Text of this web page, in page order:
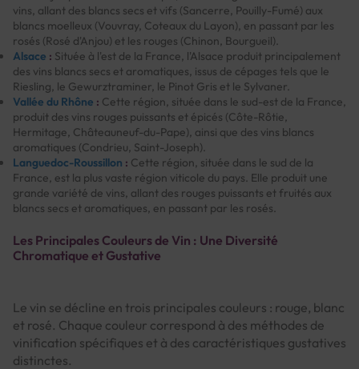
vins, allant des blancs secs et vifs (Sancerre, Pouilly-Fumé) aux
blancs moelleux (Vouvray, Coteaux du Layon), en passant par les
rosés (Rosé d'Anjou) et les rouges (Chinon, Bourgueil).
Alsace : Située à l'est de la France, l'Alsace produit principalement
des vins blancs secs et aromatiques, issus de cépages tels que le
Riesling, le Gewurztraminer, le Pinot Gris et le Sylvaner.
Vallée du Rhône : Cette région, située dans le sud-est de la France,
produit des vins rouges puissants et épicés (Côte-Rôtie,
Hermitage, Châteauneuf-du-Pape), ainsi que des vins blancs
aromatiques (Condrieu, Saint-Joseph).
Languedoc-Roussillon : Cette région, située dans le sud de la
France, est la plus vaste région viticole du pays. Elle produit une
grande variété de vins, allant des rouges puissants et fruités aux
blancs secs et aromatiques, en passant par les rosés.
Les Principales Couleurs de Vin : Une Diversité
Chromatique et Gustative
Le vin se décline en trois principales couleurs : rouge, blanc
et rosé. Chaque couleur correspond à des méthodes de
vinification spécifiques et à des caractéristiques gustatives
distinctes.